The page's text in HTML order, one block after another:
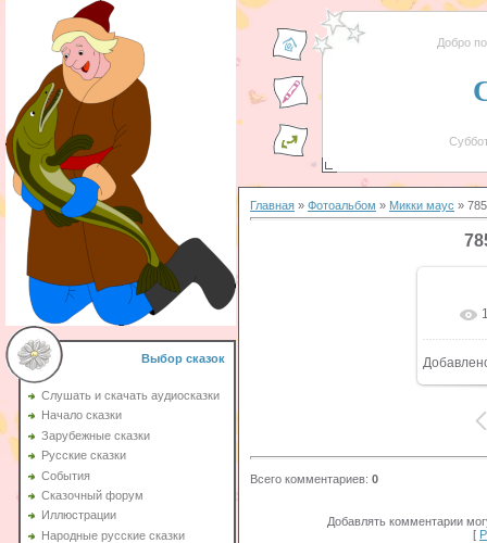
Выбор сказок
Слушать и скачать аудиосказки
Начало сказки
Зарубежные сказки
Русские сказки
События
Сказочный форум
Иллюстрации
Народные русские сказки
Добро
Главная » Фотоальбом » Микки маус »
Всего комментариев: 0
Добавлять комментарии
[